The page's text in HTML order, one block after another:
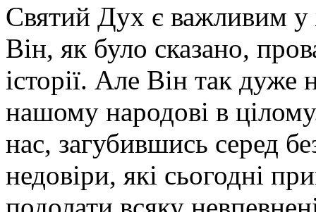
Святий Дух є важливим у
Він, як було сказано,
історії. Але Він так
нашому народові в
нас, загубившись серед
недовіри, які сьогодні